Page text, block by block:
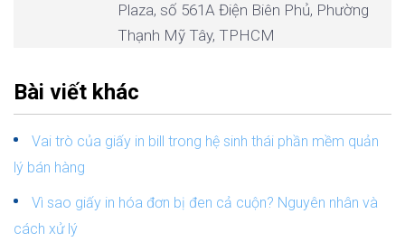
Plaza, số 561A Điện Biên Phủ, Phường
Thạnh Mỹ Tây, TPHCM
Bài viết khác
Vai trò của giấy in bill trong hệ sinh thái phần mềm quản
lý bán hàng
Vì sao giấy in hóa đơn bị đen cả cuộn? Nguyên nhân và
cách xử lý